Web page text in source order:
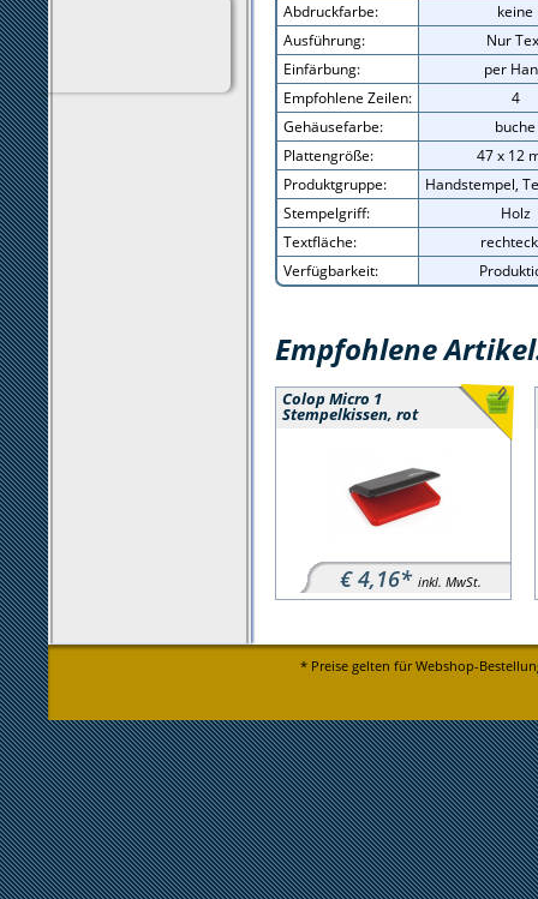
Abdruckfarbe:
keine
Ausführung:
Nur
Einfärbung:
per
Empfohlene Zeilen:
4
Gehäusefarbe:
buche
Plattengröße:
47 x 12
Produktgruppe:
Handstempel,
Stempelgriff:
Holz
Textfläche:
Verfügbarkeit:
Empfohlene
Colop Micro 1
Stempelkissen, rot
€ 4,16* inkl. MwSt.
* Preise gelten für Webshop-